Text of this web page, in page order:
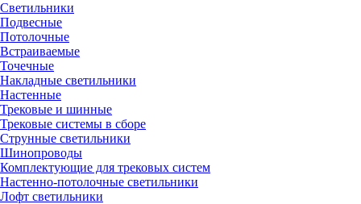
Светильники
Подвесные
Потолочные
Встраиваемые
Точечные
Накладные светильники
Настенные
Трековые и шинные
Трековые системы в сборе
Струнные светильники
Шинопроводы
Комплектующие для трековых систем
Настенно-потолочные светильники
Лофт светильники